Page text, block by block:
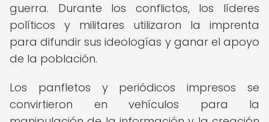
guerra. Durante los conflictos, los líderes
políticos y militares utilizaron la imprenta
para difundir sus ideologías y ganar el apoyo
de la población.
Los panfletos y periódicos impresos se
convirtieron en vehículos para la